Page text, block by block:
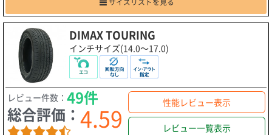
DIMAX TOURING
インチサイズ(14.0～17.0)
レビュー件数： 49件
総合評価： 4.59 性能レビュー表示
レビュー一覧表示